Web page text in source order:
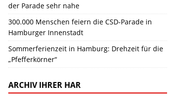
der Parade sehr nahe
300.000 Menschen feiern die CSD-Parade in
Hamburger Innenstadt
Sommerferienzeit in Hamburg: Drehzeit für die
„Pfefferkörner“
ARCHIV IHRER HAR